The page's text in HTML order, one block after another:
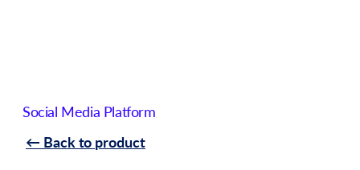
← Back to product
Social Media Platform